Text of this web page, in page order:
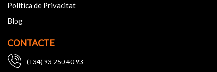
Política de Privacitat
Blog
CONTACTE
(+34) 93 250 40 93